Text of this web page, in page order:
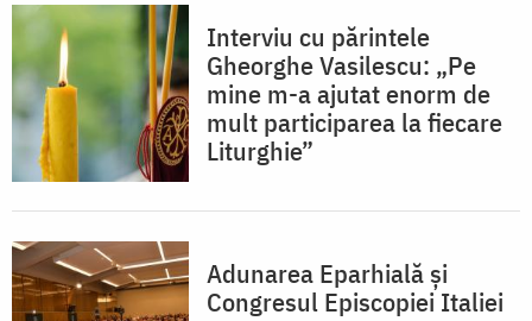
Interviu cu părintele
Gheorghe Vasilescu: „Pe
mine m-a ajutat enorm de
mult participarea la fiecare
Liturghie”
Adunarea Eparhială și
Congresul Episcopiei Italiei